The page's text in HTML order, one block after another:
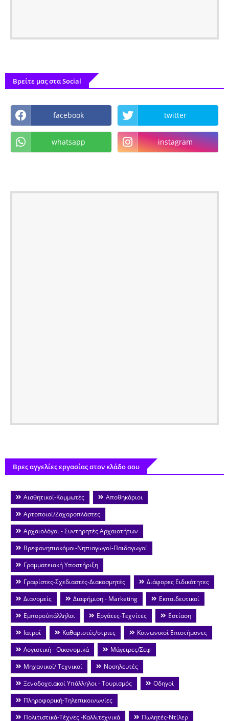
Βρείτε μας στα Social
facebook twitter
whatsapp instagram
Βρες αγγελίες εργασίας στον κλάδο σου
Αισθητικοί-Κομμωτές
Αποθηκάριοι
Αρτοποιοί/Ζαχαροπλάστες
Αρχαιολόγοι - Συντηρητές Αρχαιοτήτων
Βρεφονηπιοκόμοι-Νηπιαγωγοί-Παιδαγωγοί
Γραμματειακή Υποστήριξη
Γραφίστες-Σχεδιαστές-Διακοσμητές
Διάφορες Ειδικότητες
Διανομείς
Διαφήμιση - Marketing
Εκπαιδευτικοί
Εμποροΰπάλληλοι
Εργάτες-Τεχνίτες
Εστίαση
Ιατροί
Καθαριστές/στριες
Κοινωνικοί Επιστήμονες
Λογιστική - Οικονομικά
Μάγειρες/Σεφ
Μηχανικοί/ Τεχνικοί
Νοσηλευτές
Ξενοδοχειακοί Υπάλληλοι - Τουρισμός
Οδηγοί
Πληροφορική-Τηλεπικοινωνίες
Πολιτιστικά-Τέχνες -Καλλιτεχνικά
Πωλητές-Ντίλερ